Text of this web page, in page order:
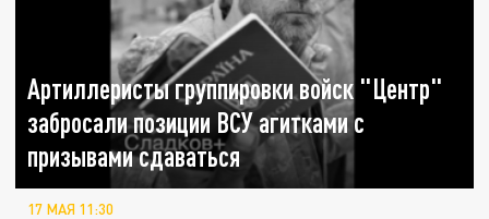
Артиллеристы группировки войск "Центр"
забросали позиции ВСУ агитками с
призывами сдаваться
17 МАЯ 11:30